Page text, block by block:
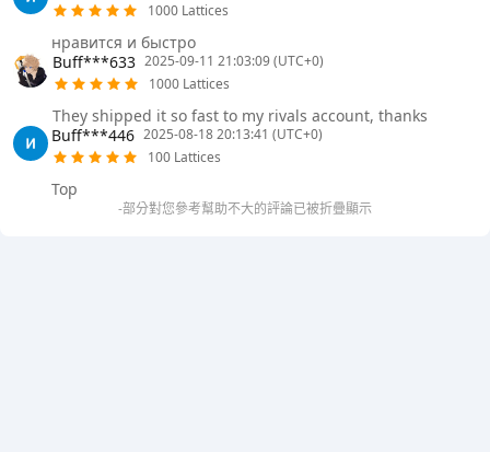
1000 Lattices
нравится и быстро
Buff***633 2025-09-11 21:03:09 (UTC+0)
1000 Lattices
They shipped it so fast to my rivals account, thanks
Buff***446 2025-08-18 20:13:41 (UTC+0)
100 Lattices
Top
-部分對您參考幫助不大的評論已被折疊顯示